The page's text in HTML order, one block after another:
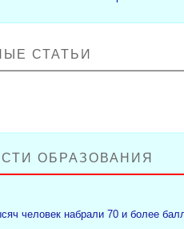
СТАТЬИ
ОБРАЗОВАНИЯ
человек набрали 70 и более